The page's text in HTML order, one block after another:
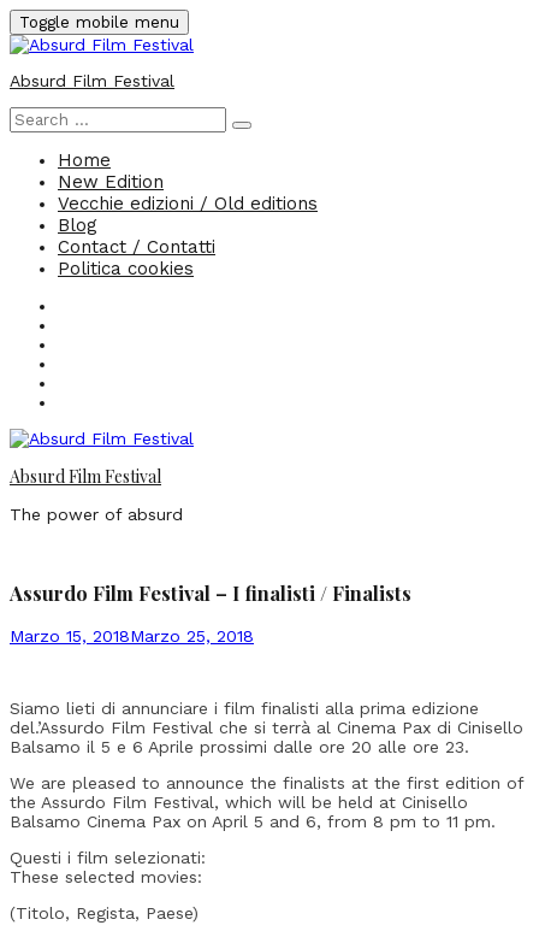
Skip
to
content
Toggle mobile menu
Absurd Film Festival
Search
for:
Home
New Edition
Vecchie edizioni / Old editions
Blog
Contact / Contatti
Politica cookies
Absurd Film Festival
The power of absurd
News
Assurdo Film Festival – I finalisti / Finalists
by
Marzo 15, 2018Marzo 25, 2018
Siamo lieti di annunciare i film finalisti alla prima edizione
del.’Assurdo Film Festival che si terrà al Cinema Pax di Cinisello
Balsamo il 5 e 6 Aprile prossimi dalle ore 20 alle ore 23.
We are pleased to announce the finalists at the first edition of
the Assurdo Film Festival, which will be held at Cinisello
Balsamo Cinema Pax on April 5 and 6, from 8 pm to 11 pm.
Questi i film selezionati:
These selected movies:
(Titolo, Regista, Paese)